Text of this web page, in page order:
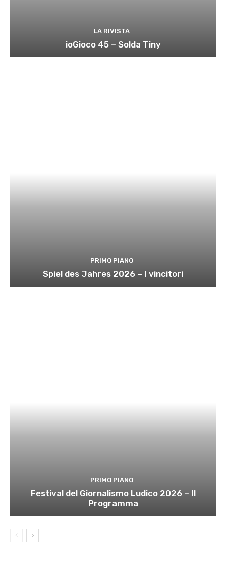
LA RIVISTA
ioGioco 45 – Solda Tiny
PRIMO PIANO
Spiel des Jahres 2026 – I vincitori
PRIMO PIANO
Festival del Giornalismo Ludico 2026 – Il
Programma